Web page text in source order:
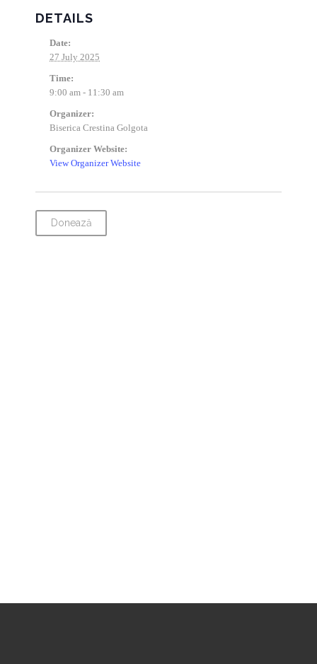
DETAILS
Date:
27 July 2025
Time:
9:00 am - 11:30 am
Organizer:
Biserica Crestina Golgota
Organizer Website:
View Organizer Website
Donează